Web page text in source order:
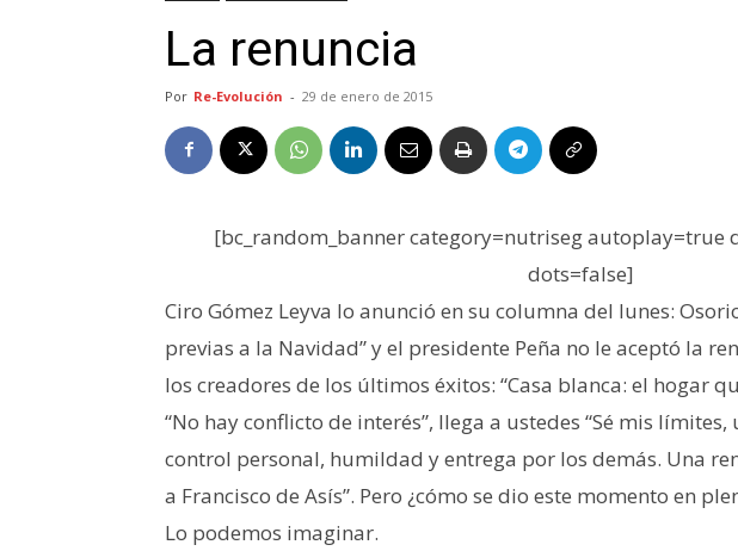
La renuncia
Por Re-Evolución - 29 de enero de 2015
[bc_random_banner category=nutriseg autoplay=true
dots=false]
Ciro Gómez Leyva lo anunció en su columna del lunes:
previas a la Navidad” y el presidente Peña no le aceptó la
los creadores de los últimos éxitos: “Casa blanca: el hogar
“No hay conflicto de interés”, llega a ustedes “Sé mis
control personal, humildad y entrega por los demás. Una
a Francisco de Asís”. Pero ¿cómo se dio este momento en
Lo podemos imaginar.